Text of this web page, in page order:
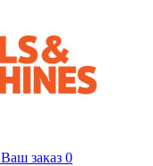
Ваш заказ 0